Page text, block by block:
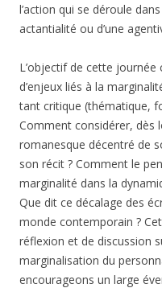
l’action qui se déroule
actantialité ou d’une
L’objectif de cette
d’enjeux liés à la
tant critique (thématique,
Comment considérer, dès
romanesque décentré de
son récit ? Comment le
marginalité dans la
Que dit ce décalage des
monde contemporain ?
réflexion et de discussion
marginalisation du
encourageons un large